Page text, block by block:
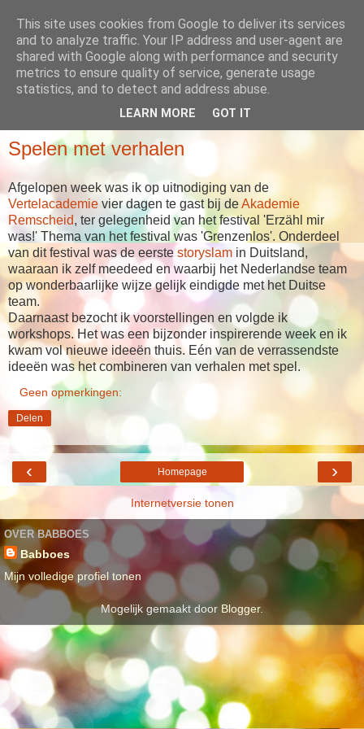
Babboes' blog
... meer dan alleen maar verhalen
Spelen met verhalen
Afgelopen week was ik op uitnodiging van de
Vertelacademie vier dagen te gast bij deAkademie
Remscheid, ter gelegenheid van het festival 'Erzähl mir
was!' Thema van het festival was 'Grenzenlos'. Onderdeel
van dit festival was de eerstestoryslam in Duitsland,
waaraan ik zelf meedeed en waarbij het Nederlandse team
op wonderbaarlijke wijze gelijk eindigde met het Duitse
team.
Daarnaast bezocht ik voorstellingen en volgde ik
workshops. Het was een bijzonder inspirerende week en ik
kwam vol nieuwe ideeën thuis. Eén van de verrassendste
ideeën was het combineren van verhalen met spel.
Geen opmerkingen:
Delen
‹ ›
Homepage
Internetversie tonen
OVER BABBOES
Babboes
Mijn volledige profiel tonen
Mogelijk gemaakt door Blogger.
This site uses cookies from Google to deliver its services
and to analyze traffic. Your IP address and user-agent are
shared with Google along with performance and security
metrics to ensure quality of service, generate usage
statistics, and to detect and address abuse.
LEARN MORE GOT IT